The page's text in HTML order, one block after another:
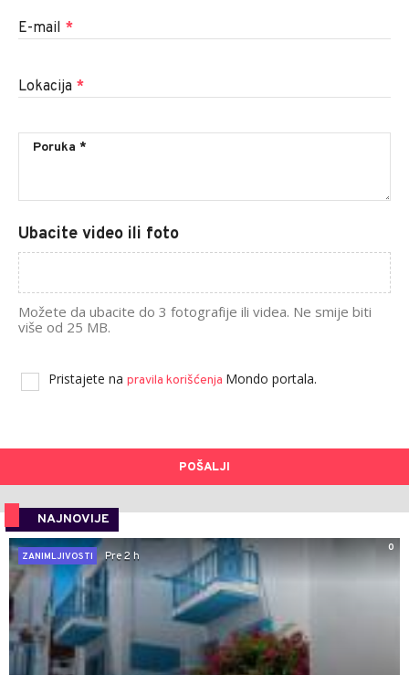
E-mail *
Lokacija *
Ubacite video ili foto
Možete da ubacite do 3 fotografije ili videa. Ne smije biti
više od 25 MB.
Pristajete na pravila korišćenja Mondo portala.
POŠALJI
NAJNOVIJE
0
ZANIMLJIVOSTI
Pre 2 h